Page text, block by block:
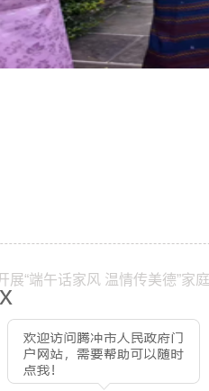
x
展“端午话家风 温情传美德”家